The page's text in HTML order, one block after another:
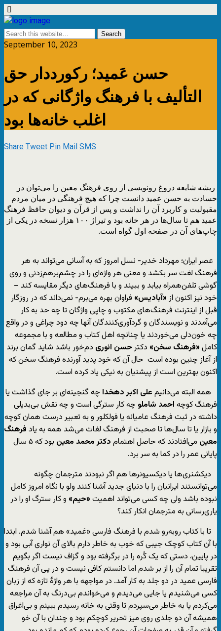
September 10, 2023
حسن عَمید؛ رکورددار حق
التألیف با فرهنگ واژگانی که در
اغلب خانه‌ها بود
ShareTweetPinMailSMS
ریشه شایعه دروغ رونویسی از روی فرهنگ معین را می‌توان در
حسادت به حسن عمید دانست چرا که هیچ فرهنگی در میان مردم
مقبولیت و کاربرد آن را نداشت و پس از قرآن و دیوان حافظ فرهنگ
عمید هم تا سال‌ها در هر خانه بود و تیراژ ۱۰۰ هزار نسخه در یکی از
چاپ‌های آن در صفحه اول گواه است.
عصر ایران؛ مهرداد خدیر- نسل امروز که به آسانی می‌تواند به هر
فرهنگ لغت سر بکشد و معنی هر واژه‌ای را در چشم‌بر‌هم‌زدنی و روی
گوشی تلفن‌همراه بیابد و ببیند و با فرهنگ‌های دیگر مقایسه کند –
خود نیز اکنون از «آبادیس» فراوان بهره می‌برم- نمی‌داند که در روزگار
قبل از اینترنت فرهنگ‌های مکتوب و چاپی واژگان تا چه حد به کار
می‌آمدند و نویسندگان و گردآوری‌کنندگان آنها چه دود چراغی و در واقع
چه خون‌دلی می‌خوردند یا چنانچه اهل کتاب و مطالعه و با مجموعه
کامل «فرهنگ سخن» دکترحسن انوری دم‌خور باشد شاید گمان برند
از آغاز چنین بوده است حال آن که خود پدید آورنده فرهنگ سخن که
اکنون بهترین است از پیشنیان به نیکی یاد کرده است.
همه البته می‌دانیم علی اکبر دهخدا چه گنجینه‌ای بر جای گذاشت یا
فرهنگ کوچه احمد شاملو چه کار سترگی است و چه نقش بی‌بدیلی
داشته در ثبت فرهنگ عامیانه یا فولکلور و به تعبیر درست همان کوچه
و بازار یا تا سال‌ها تا صحبت از فرهنگ لغات می‌شد همه به یاد فرهنگ
معین می‌افتادند که حاصل اهتمام دکتر محمد معین
بود که ۵ سال
پایانی عمر را در کما به سر برد.
دیکشنری‌ها یا دیکسیونرها هم اگر نبودند مترجمان چگونه
می‌توانستند ایرانیان را با دنیای جدید آشنا کنند ولو با نگاه امروز کامل
نبوده باشد ولی چه کسی می‌تواند اهمیت «حیم» و کار سترگ او را در
یاری‌رسانی به مترجمان انکار کند؟
تا با کتاب رو‌به‌رو شدم با فرهنگ فارسی «عَمید» هم آشنا شدم. ابتدا
با آن کتاب کوچک جیبی که خوب به خاطر دارم بالای آن نواری آبی بود و
در پایین، دستی که یک کُره را در برگرفته بود و گزاف نیست اگر بگویم
تقریبا تمام آن را از بر شدم اما دانستم کافی نیست و در پی آن فرهنگ
فارسی عمید در دو جلد به کار آمد. در مواجهه با هر واژۀ تازه که از زبان
کسی می‌شنیدم یا جایی می‌دیدم و می‌خواندم بی‌درنگ به آن مراجعه
می‌کردم یا به خاطر می‌سپردم تا وقتی به خانه رسیدم ببینم و بی‌اغراق
همیشه آن دو جلدی روی میز تحریر کوچکم بود و چندان با آن خو